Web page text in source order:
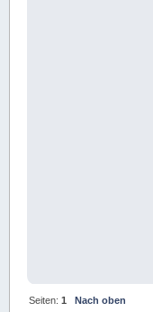
Seiten:1 Nach oben